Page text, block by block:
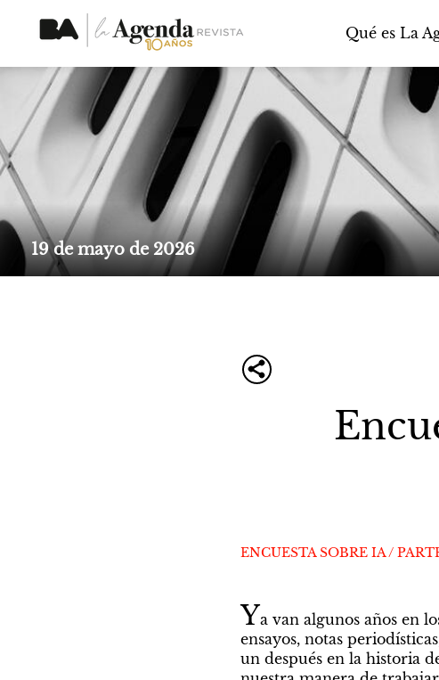
Qué es La
19 de mayo de 2026
ENCUESTA SOBRE IA /
Ya van algunos años en
ensayos, notas
un después en la historia